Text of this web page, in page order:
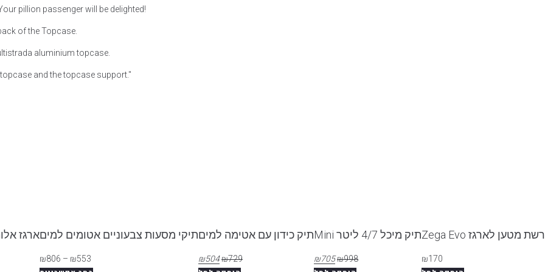
pillion passenger will be delighted!
of the Topcase.
aluminium topcase.
and the topcase support."
רשת מטען לארגז Zega Evo
₪170
תיק מיכל 4/7 ליטר Mini
₪998
₪705
תיק כידון עם אטימה למים
₪729
₪504
תיקי מסעות צבעוניים אטומים למים
₪553
–
₪806
ארגז אלומניום